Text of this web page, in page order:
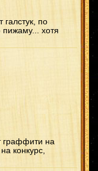
по
пижаму... хотя
граффити на
конкурс,